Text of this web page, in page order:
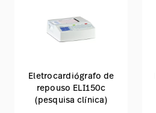
Eletrocardiógrafo de
repouso ELI150c
(pesquisa clínica)